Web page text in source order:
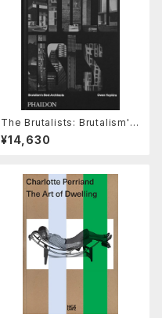
The Brutalists: Brutalism's
Best Architects
¥14,630